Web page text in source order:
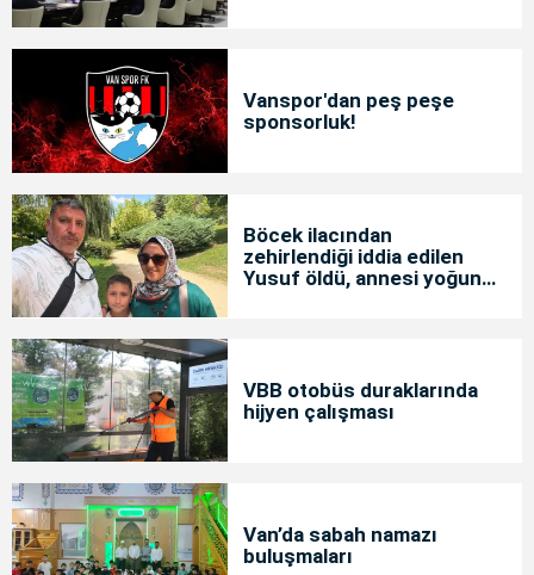
Vanspor'dan peş peşe
sponsorluk!
Böcek ilacından
zehirlendiği iddia edilen
Yusuf öldü, annesi yoğun
VBB otobüs duraklarında
hijyen çalışması
Van’da sabah namazı
buluşmaları